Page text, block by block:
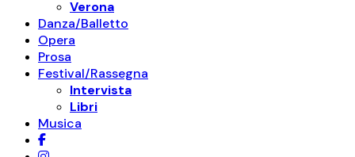
Verona
Danza/Balletto
Opera
Prosa
Festival/Rassegna
Intervista
Libri
Musica